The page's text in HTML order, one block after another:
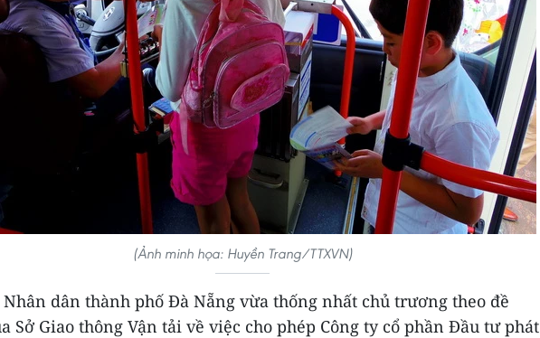
(Ảnh minh họa: Huyền Trang/TTXVN)
dân thành phố Đà Nẵng vừa thống nhất chủ trương theo đề
Sở Giao thông Vận tải về việc cho phép Công ty cổ phần Đầu tư phát